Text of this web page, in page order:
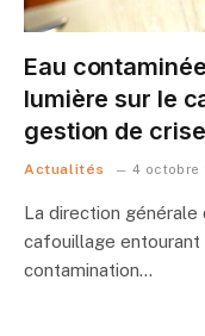
Eau
lumière sur le
gestion de crise
Actualités 4 octobre
La direction
cafouillage
contamination…